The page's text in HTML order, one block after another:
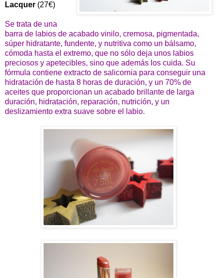
Lacquer (27€)
Se trata de una
barra de labios de acabado vinilo, cremosa, pigmentada,
súper hidratante, fundente, y nutritiva como un bálsamo,
cómoda hasta el extremo, que no sólo deja unos labios
preciosos y apetecibles, sino que además los cuida. Su
fórmula contiene extracto de salicornia para conseguir una
hidratación de hasta 8 horas de duración, y un 70% de
aceites que proporcionan un acabado brillante de larga
duración, hidratación, reparación, nutrición, y un
deslizamiento extra suave sobre el labio.